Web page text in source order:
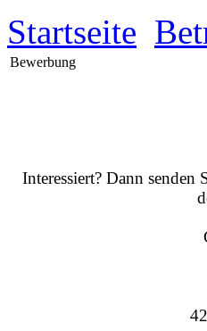
Startseite
Bewerbung
Interessiert? Dann